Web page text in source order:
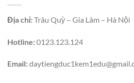
Địa chỉ:Trâu Quỳ – Gia Lâm – Hà Nội
Hotline:0123.123.124
Email: